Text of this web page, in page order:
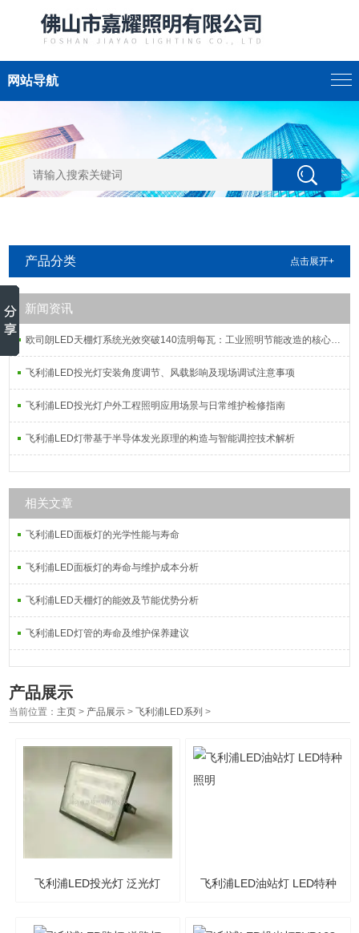
网站导航
产品分类 点击展开+
新闻资讯
欧司朗LED天棚灯系统光效突破140流明每瓦：工业照明节能改造的核心指标解析
飞利浦LED投光灯安装角度调节、风载影响及现场调试注意事项
飞利浦LED投光灯户外工程照明应用场景与日常维护检修指南
飞利浦LED灯带基于半导体发光原理的构造与智能调控技术解析
相关文章
飞利浦LED面板灯的光学性能与寿命
飞利浦LED面板灯的寿命与维护成本分析
飞利浦LED天棚灯的能效及节能优势分析
飞利浦LED灯管的寿命及维护保养建议
产品展示
当前位置： 主页 > 产品展示 >飞利浦LED系列 >
飞利浦LED投光灯 泛光灯 飞利浦LED油站灯 LED特种